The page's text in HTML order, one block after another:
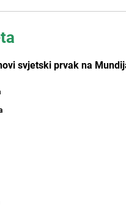
svjetski prvak na